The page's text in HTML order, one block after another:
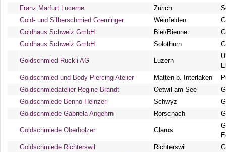
Franz Marfurt Lucerne
Zürich
Gold- und Silberschmied Greminger
Weinfelden
Goldhaus Schweiz GmbH
Biel/Bienne
Goldhaus Schweiz GmbH
Solothurn
Goldschmied Ruckli AG Luzern
Goldschmied und Body Piercing Atelier
Matten b. Interlaken
Goldschmiedatelier Regine Brandt
Oetwil am See
Goldschmiede Benno Heinzer
Schwyz
Goldschmiede Gabriela Angehrn
Rorschach
Goldschmiede Oberholzer Glarus
Goldschmiede Richterswil
Richterswil